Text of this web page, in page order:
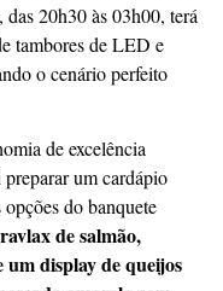
20h30 às 03h00, terá
tambores de LED e
o cenário perfeito
de excelência
preparar um cardápio
do banquete
de salmão,
um display de queijos